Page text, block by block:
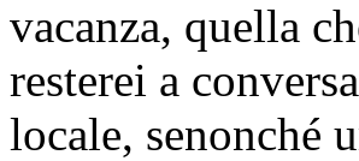
vacanza, quella
resterei a
locale, senonché